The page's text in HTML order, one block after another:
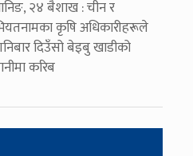
२४ बैशाख : चीन र
कृषि अधिकारीहरूले
दिउँसो बेइबु खाडीको
करिब